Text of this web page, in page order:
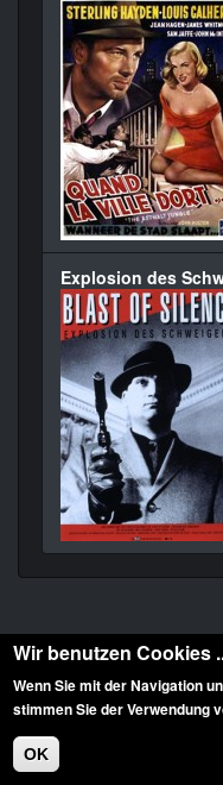
Explosion des
Diese Website ist urheberrechtlich
Rechte vorbehalten.
Wir benutzen Cookies
Wenn Sie mit der Navigation
stimmen Sie der Verwendung
OK